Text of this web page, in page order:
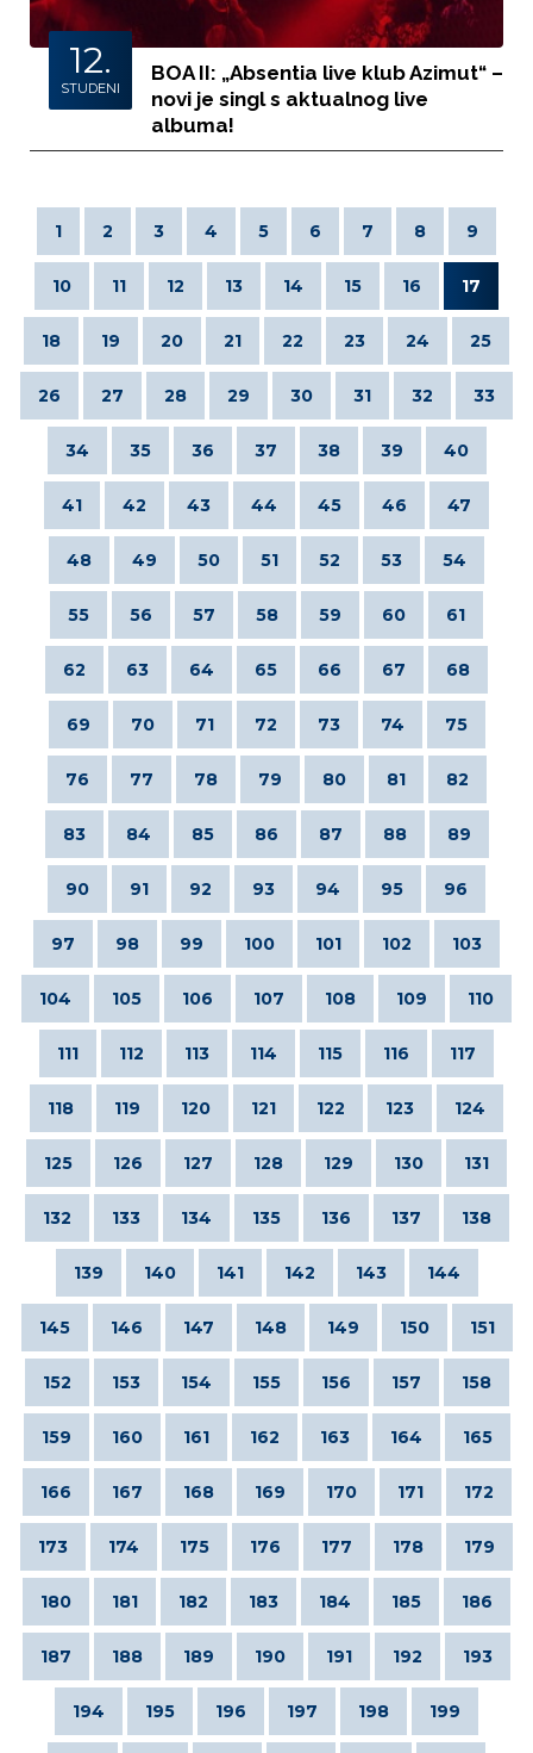
12.
STUDENI
BOA II: „Absentia live klub Azimut“ –
novi je singl s aktualnog live
albuma!
1 2 3 4 5 6 7 8 9
10 11 12 13 14 15 16 17
18 19 20 21 22 23 24 25
26 27 28 29 30 31 32 33
34 35 36 37 38 39 40
41 42 43 44 45 46 47
48 49 50 51 52 53 54
55 56 57 58 59 60 61
62 63 64 65 66 67 68
69 70 71 72 73 74 75
76 77 78 79 80 81 82
83 84 85 86 87 88 89
90 91 92 93 94 95 96
97 98 99 100 101 102 103
104 105 106 107 108 109 110
111 112 113 114 115 116 117
118 119 120 121 122 123 124
125 126 127 128 129 130 131
132 133 134 135 136 137 138
139 140 141 142 143 144
145 146 147 148 149 150 151
152 153 154 155 156 157 158
159 160 161 162 163 164 165
166 167 168 169 170 171 172
173 174 175 176 177 178 179
180 181 182 183 184 185 186
187 188 189 190 191 192 193
194 195 196 197 198 199